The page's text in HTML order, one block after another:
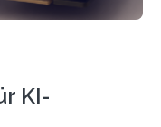
KI-